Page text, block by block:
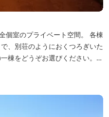
個室のプライベート空間。 各棟
、別荘のようにおくつろぎいた
棟をどうぞお選びください。
いること それは、小さな宿な
。 「居・食・充」を満たし、皆